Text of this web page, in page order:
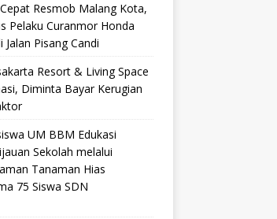
Resmob Malang Kota,
Pelaku Curanmor Honda
Jalan Pisang Candi
Resort & Living Space
Diminta Bayar Kerugian
UM BBM Edukasi
Sekolah melalui
Tanaman Hias
75 Siswa SDN